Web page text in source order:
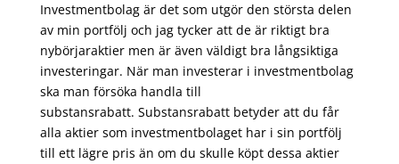
Investmentbolag är det som utgör den största delen
av min portfölj och jag tycker att de är riktigt bra
nybörjaraktier men är även väldigt bra långsiktiga
investeringar. När man investerar i investmentbolag
ska man försöka handla till
substansrabatt. Substansrabatt betyder att du får
alla aktier som investmentbolaget har i sin portfölj
till ett lägre pris än om du skulle köpt dessa aktier